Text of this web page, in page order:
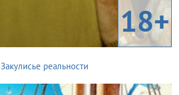
18+
Закулисье реальности